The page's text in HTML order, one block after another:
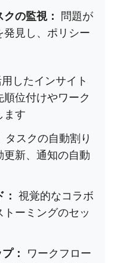
の監視：
問題が
見し、ポリシー
したインサイト
位付けやワーク
ます
タスクの自動割り
更新、通知の自動
視覚的なコラボ
ーミングのセッ
：
ワークフロー